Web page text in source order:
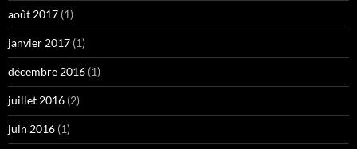
août 2017 (1)
janvier 2017 (1)
décembre 2016 (1)
juillet 2016 (2)
juin 2016 (1)